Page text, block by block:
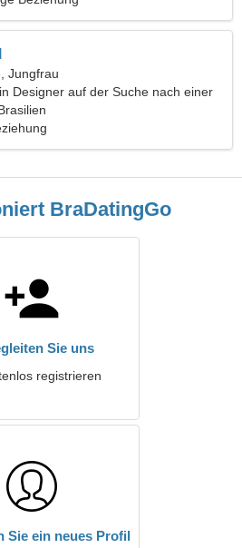
Jungfrau
Designer auf der Suche nach einer
Frau
BraDatingGo
Sie uns
registrieren
Sie ein neues Profil